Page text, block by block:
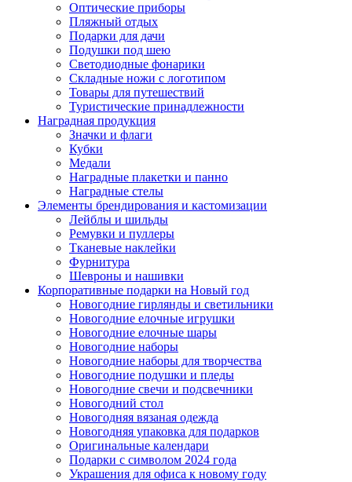
Оптические приборы
Пляжный отдых
Подарки для дачи
Подушки под шею
Светодиодные фонарики
Складные ножи с логотипом
Товары для путешествий
Туристические принадлежности
Наградная продукция
Значки и флаги
Кубки
Медали
Наградные плакетки и панно
Наградные стелы
Элементы брендирования и кастомизации
Лейблы и шильды
Ремувки и пуллеры
Тканевые наклейки
Фурнитура
Шевроны и нашивки
Корпоративные подарки на Новый год
Новогодние гирлянды и светильники
Новогодние елочные игрушки
Новогодние елочные шары
Новогодние наборы
Новогодние наборы для творчества
Новогодние подушки и пледы
Новогодние свечи и подсвечники
Новогодний стол
Новогодняя вязаная одежда
Новогодняя упаковка для подарков
Оригинальные календари
Подарки с символом 2024 года
Украшения для офиса к новому году